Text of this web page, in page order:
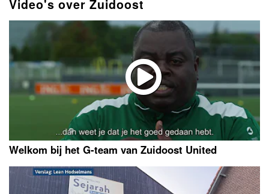
Video's over Zuidoost
Welkom bij het G-team van Zuidoost United